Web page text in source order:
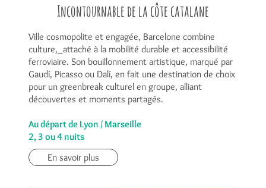
Incontournable de la côte catalane
Ville cosmopolite et engagée, Barcelone combine
culture,_attaché à la mobilité durable et accessibilité
ferroviaire. Son bouillonnement artistique, marqué par
Gaudí, Picasso ou Dalí, en fait une destination de choix
pour un greenbreak culturel en groupe, alliant
découvertes et moments partagés.
Au départ de Lyon / Marseille
2, 3 ou 4 nuits
En savoir plus